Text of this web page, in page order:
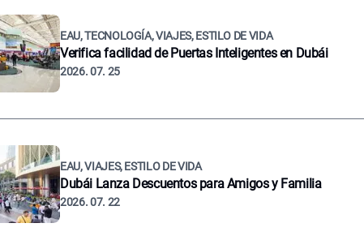
EAU, TECNOLOGÍA, VIAJES, ESTILO DE VIDA
Verifica facilidad de Puertas Inteligentes en Dubái
2026. 07. 25
EAU, VIAJES, ESTILO DE VIDA
Dubái Lanza Descuentos para Amigos y Familia
2026. 07. 22